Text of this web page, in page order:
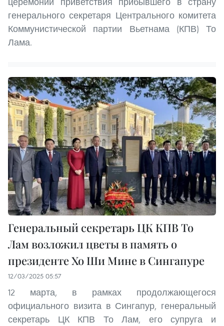
генерального секретаря Центрального комитета
Коммунистической партии Вьетнама (КПВ) То
Лама.
Генеральный секретарь ЦК КПВ То
Лам возложил цветы в память о
президенте Хо Ши Мине в Сингапуре
12/03/2025 05:57
12 марта, в рамках продолжающегося
официального визита в Сингапур, генеральный
секретарь ЦК КПВ То Лам, его супруга и